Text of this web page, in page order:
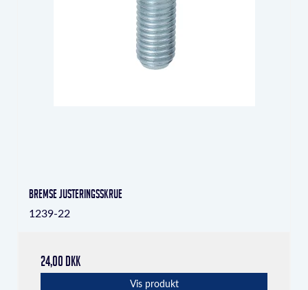
Bremse justeringsskrue
1239-22
24,00 DKK
Vis produkt